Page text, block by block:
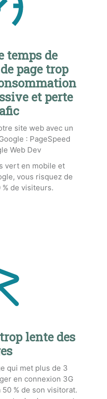
temps de
page trop
et perte
site web avec un
: PageSpeed
Web Dev
vert en mobile et
vous risquez de
de visiteurs.
lente des
qui met plus de 3
en connexion 3G
% de son visitorat.